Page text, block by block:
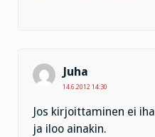
Juha
14.6.2012 14:30
Jos kirjoittaminen ei
ja iloo ainakin.